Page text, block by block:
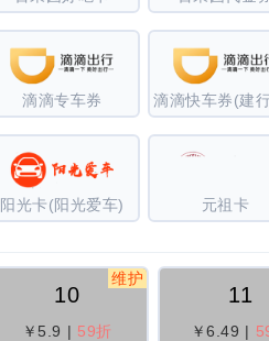
滴滴专车券
阳光卡(阳光爱车) 元祖卡
10
￥5.9 | 59折
维护
11
￥6.49 |